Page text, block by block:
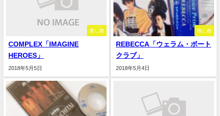
推し曲
COMPLEX「IMAGINE
HEROES」
2018年5月5日
推し曲
REBECCA「ウェラム・ボート
クラブ」
2018年5月4日